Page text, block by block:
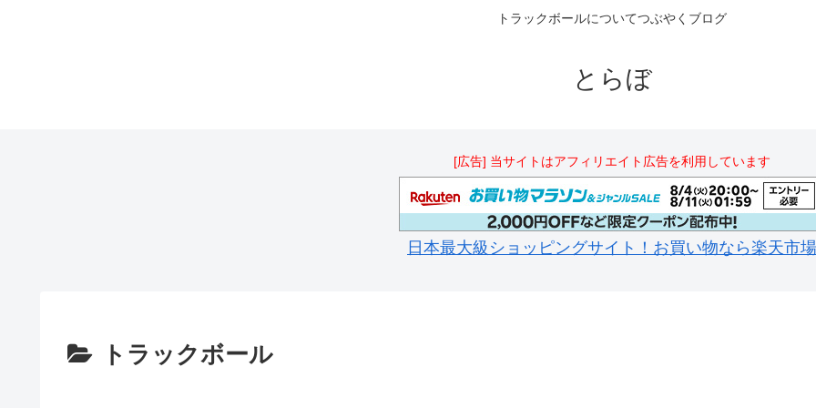
トラックボールについてつぶやくブログ
とらぼ
[広告] 当サイトはアフィリエイト広告を利用しています
日本最大級ショッピングサイト！お買い物なら楽天市場
トラックボール